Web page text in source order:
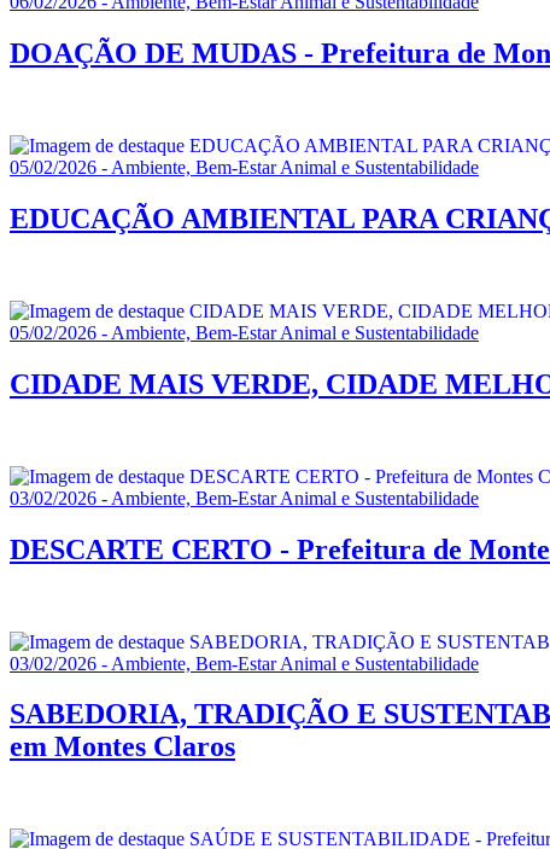
DOAÇÃO DE MUDAS - Prefeitura de
05/02/2026 - Ambiente, Bem-Estar Animal e Sustentabilidade
EDUCAÇÃO AMBIENTAL PARA
05/02/2026 - Ambiente, Bem-Estar Animal e Sustentabilidade
CIDADE MAIS VERDE, CIDADE
03/02/2026 - Ambiente, Bem-Estar Animal e Sustentabilidade
DESCARTE CERTO - Prefeitura de
03/02/2026 - Ambiente, Bem-Estar Animal e Sustentabilidade
SABEDORIA, TRADIÇÃO E
em Montes Claros